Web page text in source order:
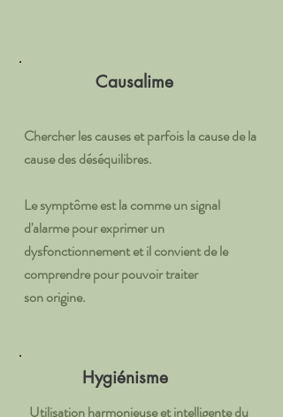
Causalime
Chercher les causes et parfois la cause de la
cause des déséquilibres.
Le symptôme est la comme un signal
d'alarme pour exprimer un
dysfonctionnement et il convient de le
comprendre pour pouvoir traiter
sonorigine.
Hygiénisme
Utilisation harmonieuse et intelligente du